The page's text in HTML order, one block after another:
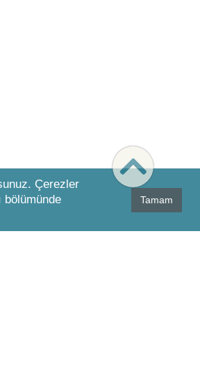
Çerezler
bölümünde
Tamam